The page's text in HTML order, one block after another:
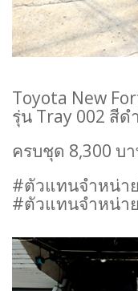
Toyota New
รุ่น Tray 002 สีด
ครบชุด 8,300 บ
#ตัวแทนจำหน่า
#ตัวแทนจำหน่า